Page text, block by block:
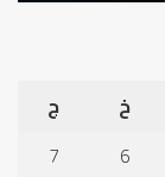
خ
ج
6
7